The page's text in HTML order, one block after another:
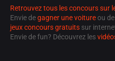
Retrouvez tous les concours sur
Envie degagner une voiture ou de
jeux concours gratuits sur
Envie de fun? Découvrez les